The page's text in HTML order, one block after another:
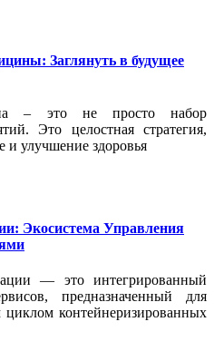
Заглянуть в будущее
– это не просто набор
Это целостная стратегия,
и улучшение здоровья
Экосистема Управления
— это интегрированный
предназначенный для
контейнеризированных